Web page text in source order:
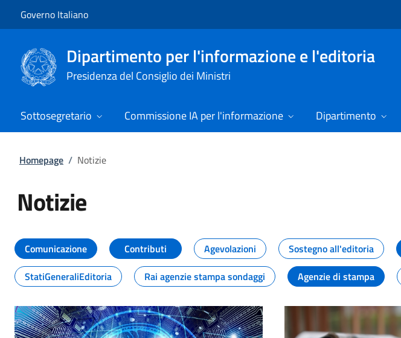
Governo Italiano
Dipartimento per l'informazione e l'editoria
Presidenza del Consiglio dei Ministri
Sottosegretario Commissione IA per l'informazione Dipartimento
Homepage / Notizie
Notizie
Tutti i contenuti della pagina Notizie
Comunicazione Contributi Agevolazioni Sostegno all'editoria
StatiGeneraliEditoria
Rai agenzie stampa sondaggi Agenzie di stampa